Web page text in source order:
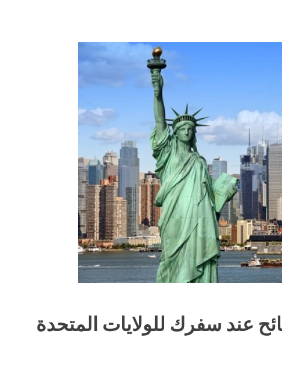
عند سفرك للولايات المتحدة